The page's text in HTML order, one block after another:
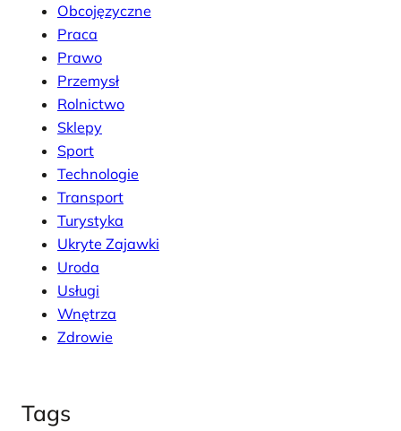
Obcojęzyczne
Praca
Prawo
Przemysł
Rolnictwo
Sklepy
Sport
Technologie
Transport
Turystyka
Ukryte Zajawki
Uroda
Usługi
Wnętrza
Zdrowie
Tags